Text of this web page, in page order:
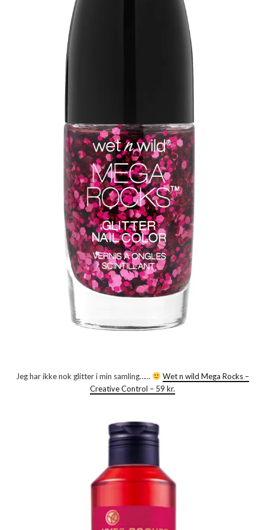
Jeg har ikke nok glitter i min samling……
Wet n wild Mega Rocks –
Creative Control – 59 kr.